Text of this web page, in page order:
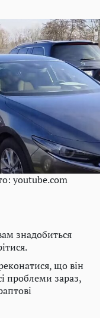
youtube.com
знадобиться
що він
проблеми зараз,